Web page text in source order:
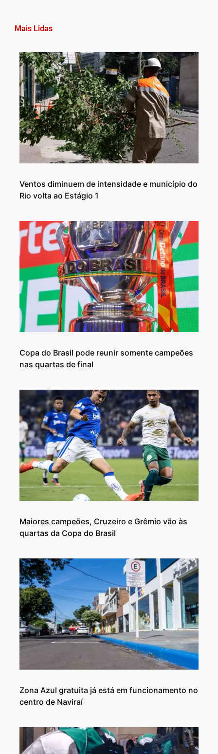
Mais Lidas
Ventos diminuem de intensidade e município do
Rio volta ao Estágio 1
Copa do Brasil pode reunir somente campeões
nas quartas de final
Maiores campeões, Cruzeiro e Grêmio vão às
quartas da Copa do Brasil
Zona Azul gratuita já está em funcionamento no
centro de Naviraí